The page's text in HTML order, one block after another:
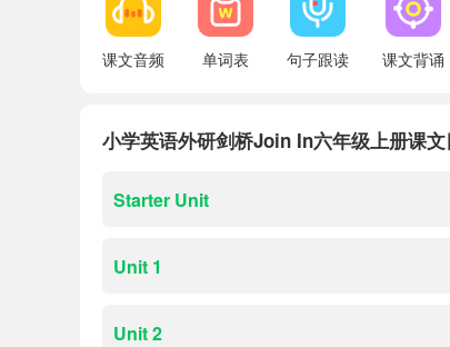
课文音频 单词表 句子跟读 课文背诵
小学英语外研剑桥Join In六年级上册课
Starter Unit
Unit 1
Unit 2